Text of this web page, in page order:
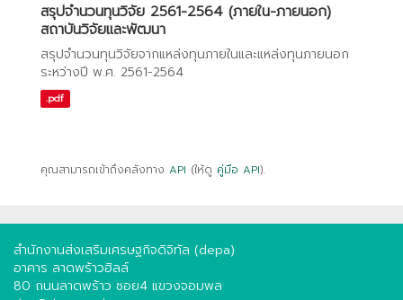
สรุปจำนวนทุนวิจัย 2561-2564 (ภายใน-ภายนอก)
สถาบันวิจัยและพัฒนา
สรุปจำนวนทุนวิจัยจากแหล่งทุนภายในและแหล่งทุนภายนอก
ระหว่างปี พ.ศ. 2561-2564
.pdf
คุณสามารถเข้าถึงคลังทาง API (ให้ดู คู่มือ API).
สำนักงานส่งเสริมเศรษฐกิจดิจิทัล (depa)
อาคาร ลาดพร้าวฮิลล์
80 ถนนลาดพร้าว ซอย4 แขวงจอมพล